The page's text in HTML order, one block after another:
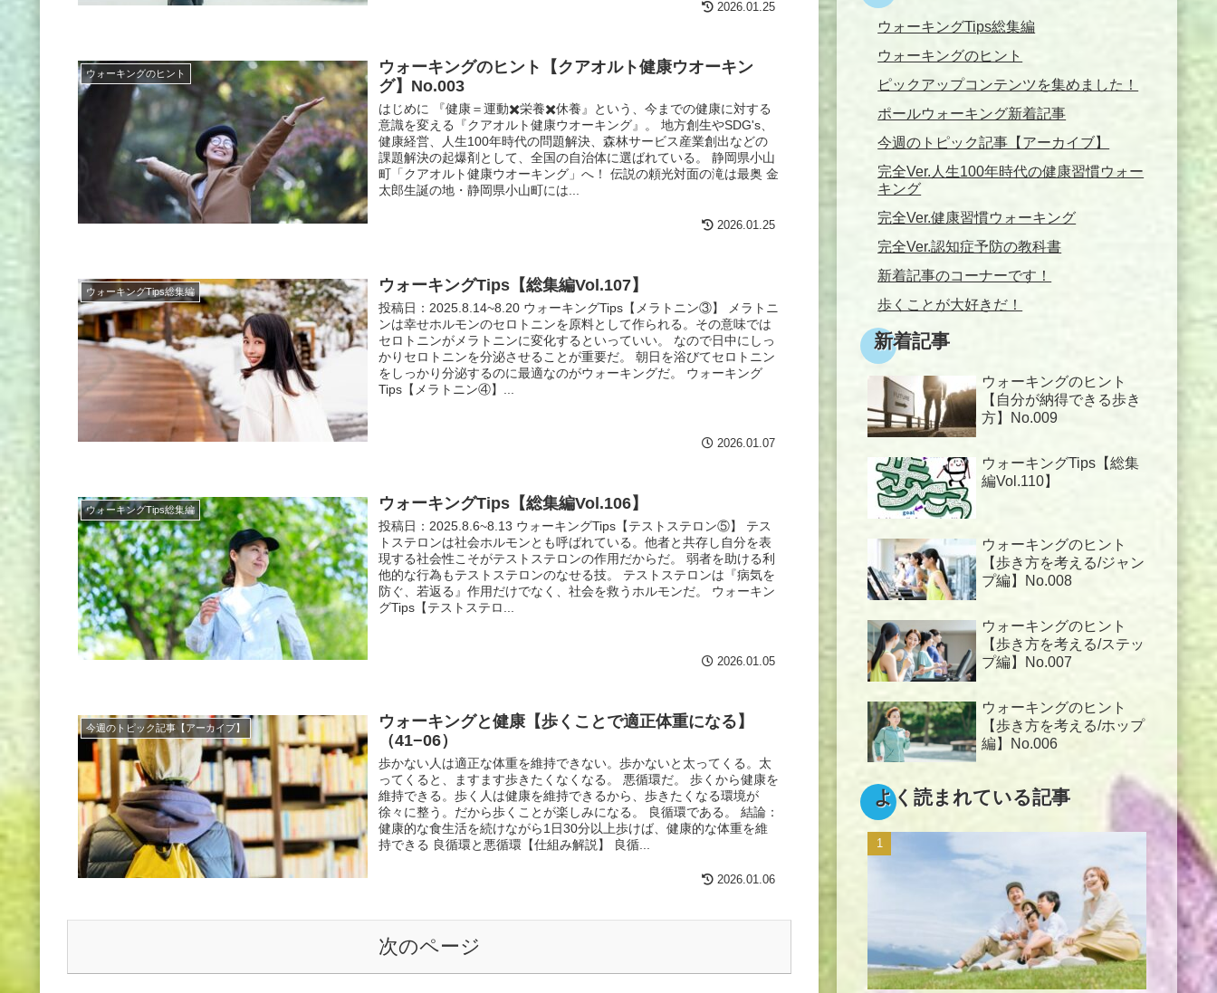
2026.01.25
ウォーキングのヒント
ウォーキングのヒント【クアオルト健康ウオーキン
グ】No.003
はじめに 『健康＝運動✖️栄養✖️休養』という、今までの健康に対する
意識を変える『クアオルト健康ウオーキング』。 地方創生やSDG's、
健康経営、人生100年時代の問題解決、森林サービス産業創出などの
課題解決の起爆剤として、全国の自治体に選ばれている。 静岡県小山
町「クアオルト健康ウオーキング」へ！ 伝説の頼光対面の滝は最奥 金
太郎生誕の地・静岡県小山町には...
2026.01.25
ウォーキングTips総集編 ウォーキングTips【総集編Vol.107】
投稿日：2025.8.14~8.20 ウォーキングTips【メラトニン③】 メラトニ
ンは幸せホルモンのセロトニンを原料として作られる。その意味では
セロトニンがメラトニンに変化するといっていい。 なので日中にしっ
かりセロトニンを分泌させることが重要だ。 朝日を浴びてセロトニン
をしっかり分泌するのに最適なのがウォーキングだ。 ウォーキング
Tips【メラトニン④】...
2026.01.07
ウォーキングTips総集編 ウォーキングTips【総集編Vol.106】
投稿日：2025.8.6~8.13 ウォーキングTips【テストステロン⑤】 テス
トステロンは社会ホルモンとも呼ばれている。他者と共存し自分を表
現する社会性こそがテストステロンの作用だからだ。 弱者を助ける利
他的な行為もテストステロンのなせる技。 テストステロンは『病気を
防ぐ、若返る』作用だけでなく、社会を救うホルモンだ。 ウォーキン
グTips【テストステロ...
2026.01.05
今週のトピック記事【アーカイブ】
ウォーキングと健康【歩くことで適正体重になる】
（41−06）
歩かない人は適正な体重を維持できない。歩かないと太ってくる。太
ってくると、ますます歩きたくなくなる。 悪循環だ。 歩くから健康を
維持できる。歩く人は健康を維持できるから、歩きたくなる環境が
徐々に整う。だから歩くことが楽しみになる。 良循環である。 結論：
健康的な食生活を続けながら1日30分以上歩けば、健康的な体重を維
持できる 良循環と悪循環【仕組み解説】 良循...
2026.01.06
次のページ
ウォーキングTips総集編
ウォーキングのヒント
ピックアップコンテンツを集めました！
ポールウォーキング新着記事
今週のトピック記事【アーカイブ】
完全Ver.人生100年時代の健康習慣ウォー
キング
完全Ver.健康習慣ウォーキング
完全Ver.認知症予防の教科書
新着記事のコーナーです！
歩くことが大好きだ！
新着記事
ウォーキングのヒント
【自分が納得できる歩き
方】No.009
ウォーキングTips【総集
編Vol.110】
ウォーキングのヒント
【歩き方を考える/ジャン
プ編】No.008
ウォーキングのヒント
【歩き方を考える/ステッ
プ編】No.007
ウォーキングのヒント
【歩き方を考える/ホップ
編】No.006
よく読まれている記事